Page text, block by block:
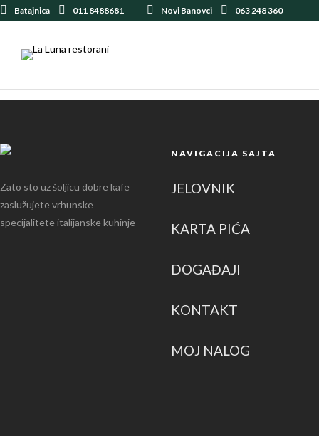
Batajnica 011 8488681 Novi Banovci 063 248 360
Zato sto uz šoljicu dobre kafe
zaslužujete vrhunske
specijalitete italijanske kuhinje
NAVIGACIJA SAJTA
JELOVNIK
KARTA PIĆA
DOGAĐAJI
KONTAKT
MOJ NALOG